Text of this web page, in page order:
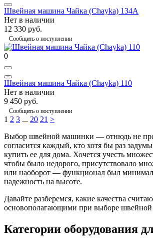
Швейная машина Чайка (Chayka) 134А
Нет в наличии
12 330 руб.
Сообщить о поступлении
0
Швейная машина Чайка (Chayka) 110
Нет в наличии
9 450 руб.
Сообщить о поступлении
1 2 3 ... 20 21 >
Выбор швейной машинки — отнюдь не
согласится каждый, кто хотя бы раз
купить ее для дома. Хочется учесть
чтобы было недорого, присутствовало
или наоборот — функционал был
надежность на высоте.
Давайте разберемся, какие качества
основополагающими при выборе
Категории оборудования